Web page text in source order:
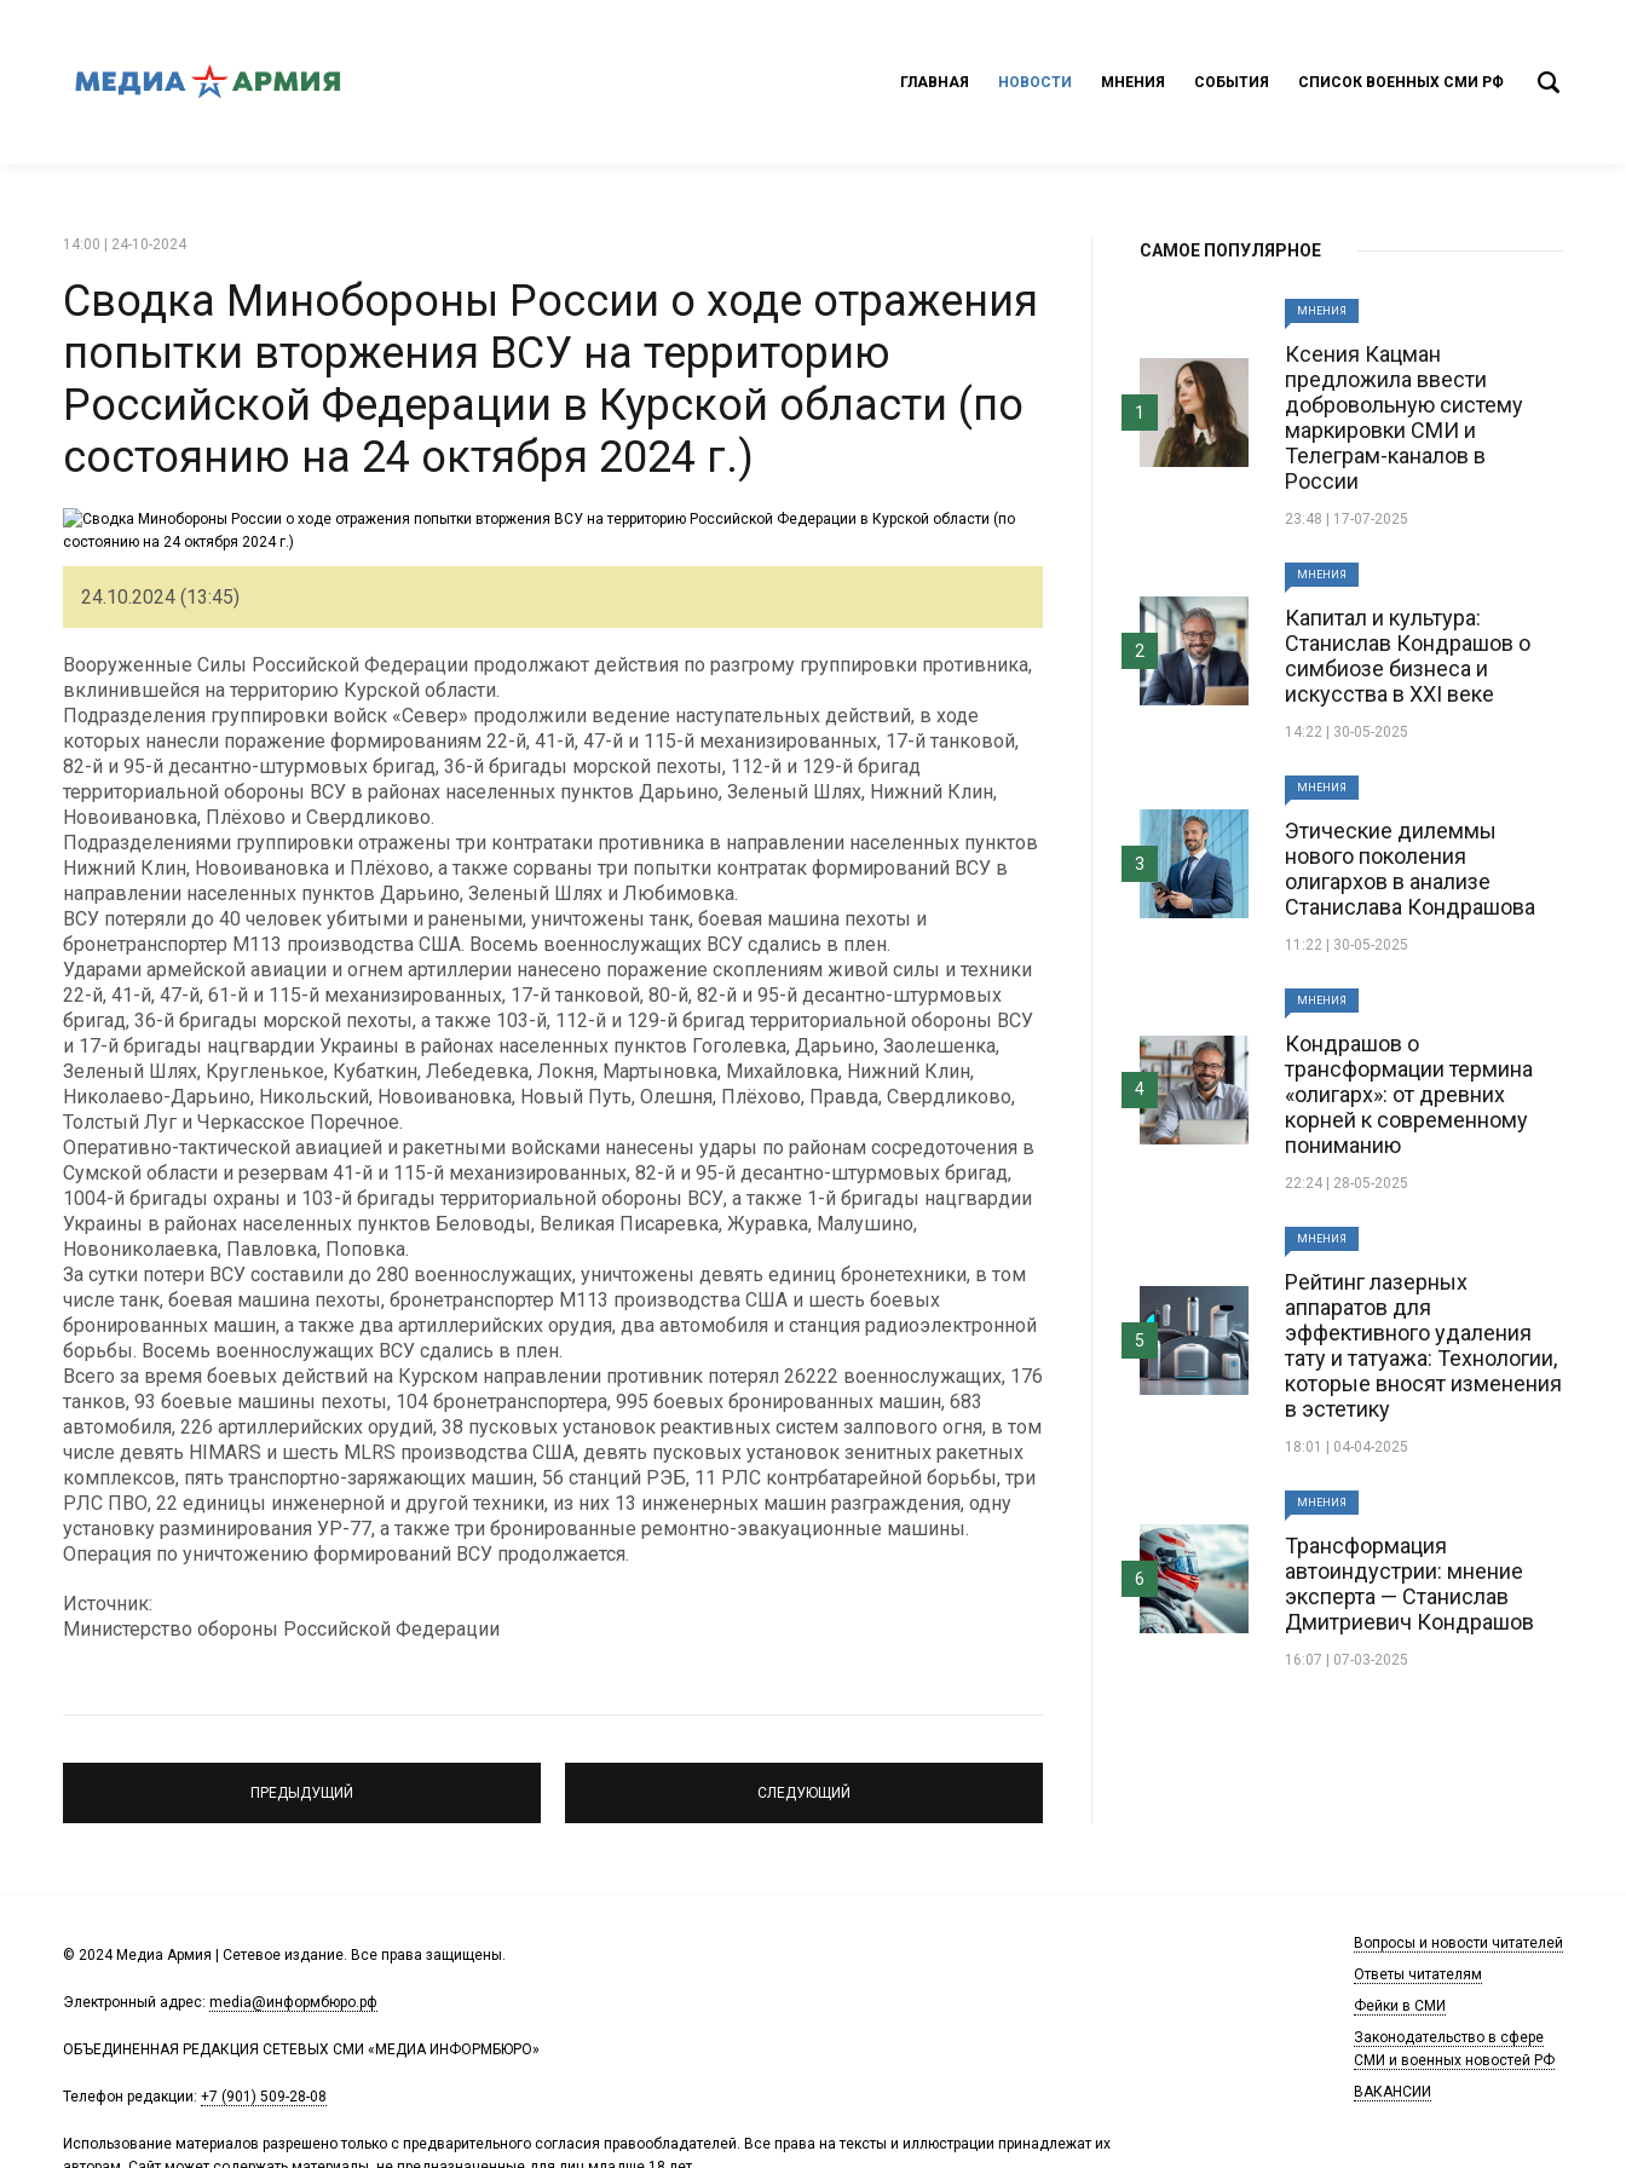
ГЛАВНАЯ НОВОСТИ МНЕНИЯ СОБЫТИЯ СПИСОК ВОЕННЫХ СМИ РФ
14:00 | 24-10-2024
Сводка Минобороны России о ходе отражения
попытки вторжения ВСУ на территорию
Российской Федерации в Курской области (по
состоянию на 24 октября 2024 г.)
24.10.2024 (13:45)
Вооруженные Силы Российской Федерации продолжают действия по разгрому группировки противника,
вклинившейся на территорию Курской области.
Подразделения группировки войск «Север» продолжили ведение наступательных действий, в ходе
которых нанесли поражение формированиям 22-й, 41-й, 47-й и 115-й механизированных, 17-й танковой,
82-й и 95-й десантно-штурмовых бригад, 36-й бригады морской пехоты, 112-й и 129-й бригад
территориальной обороны ВСУ в районах населенных пунктов Дарьино, Зеленый Шлях, Нижний Клин,
Новоивановка, Плёхово и Свердликово.
Подразделениями группировки отражены три контратаки противника в направлении населенных пунктов
Нижний Клин, Новоивановка и Плёхово, а также сорваны три попытки контратак формирований ВСУ в
направлении населенных пунктов Дарьино, Зеленый Шлях и Любимовка.
ВСУ потеряли до 40 человек убитыми и ранеными, уничтожены танк, боевая машина пехоты и
бронетранспортер М113 производства США. Восемь военнослужащих ВСУ сдались в плен.
Ударами армейской авиации и огнем артиллерии нанесено поражение скоплениям живой силы и техники
22-й, 41-й, 47-й, 61-й и 115-й механизированных, 17-й танковой, 80-й, 82-й и 95-й десантно-штурмовых
бригад, 36-й бригады морской пехоты, а также 103-й, 112-й и 129-й бригад территориальной обороны ВСУ
и 17-й бригады нацгвардии Украины в районах населенных пунктов Гоголевка, Дарьино, Заолешенка,
Зеленый Шлях, Кругленькое, Кубаткин, Лебедевка, Локня, Мартыновка, Михайловка, Нижний Клин,
Николаево-Дарьино, Никольский, Новоивановка, Новый Путь, Олешня, Плёхово, Правда, Свердликово,
Толстый Луг и Черкасское Поречное.
Оперативно-тактической авиацией и ракетными войсками нанесены удары по районам сосредоточения в
Сумской области и резервам 41-й и 115-й механизированных, 82-й и 95-й десантно-штурмовых бригад,
1004-й бригады охраны и 103-й бригады территориальной обороны ВСУ, а также 1-й бригады нацгвардии
Украины в районах населенных пунктов Беловоды, Великая Писаревка, Журавка, Малушино,
Новониколаевка, Павловка, Поповка.
За сутки потери ВСУ составили до 280 военнослужащих, уничтожены девять единиц бронетехники, в том
числе танк, боевая машина пехоты, бронетранспортер М113 производства США и шесть боевых
бронированных машин, а также два артиллерийских орудия, два автомобиля и станция радиоэлектронной
борьбы. Восемь военнослужащих ВСУ сдались в плен.
Всего за время боевых действий на Курском направлении противник потерял 26222 военнослужащих, 176
танков, 93 боевые машины пехоты, 104 бронетранспортера, 995 боевых бронированных машин, 683
автомобиля, 226 артиллерийских орудий, 38 пусковых установок реактивных систем залпового огня, в том
числе девять HIMARS и шесть MLRS производства США, девять пусковых установок зенитных ракетных
комплексов, пять транспортно-заряжающих машин, 56 станций РЭБ, 11 РЛС контрбатарейной борьбы, три
РЛС ПВО, 22 единицы инженерной и другой техники, из них 13 инженерных машин разграждения, одну
установку разминирования УР-77, а также три бронированные ремонтно-эвакуационные машины.
Операция по уничтожению формирований ВСУ продолжается.
Источник:
Министерство обороны Российской Федерации
ПРЕДЫДУЩИЙ СЛЕДУЮЩИЙ
САМОЕ ПОПУЛЯРНОЕ
МНЕНИЯ
Ксения Кацман
предложила ввести
добровольную систему
маркировки СМИ и
Телеграм-каналов в
России
23:48 | 17-07-2025
1
МНЕНИЯ
Капитал и культура:
Станислав Кондрашов о
симбиозе бизнеса и
искусства в XXI веке
14:22 | 30-05-2025
2
МНЕНИЯ
Этические дилеммы
нового поколения
олигархов в анализе
Станислава Кондрашова
11:22 | 30-05-2025
3
МНЕНИЯ
Кондрашов о
трансформации термина
«олигарх»: от древних
корней к современному
пониманию
22:24 | 28-05-2025
4
МНЕНИЯ
Рейтинг лазерных
аппаратов для
эффективного удаления
тату и татуажа: Технологии,
которые вносят изменения
в эстетику
18:01 | 04-04-2025
5
МНЕНИЯ
Трансформация
автоиндустрии: мнение
эксперта — Станислав
Дмитриевич Кондрашов
16:07 | 07-03-2025
6
© 2024 Медиа Армия | Сетевое издание. Все права защищены.
Электронный адрес: media@информбюро.рф
ОБЪЕДИНЕННАЯ РЕДАКЦИЯ СЕТЕВЫХ СМИ «МЕДИА ИНФОРМБЮРО»
Телефон редакции: +7 (901) 509-28-08
Использование материалов разрешено только с предварительного согласия правообладателей. Все права на тексты и иллюстрации принадлежат их
Вопросы и новости читателей
Ответы читателям
Фейки в СМИ
Законодательство в сфере
СМИ и военных новостей РФ
ВАКАНСИИ